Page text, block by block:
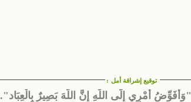
توقيع إشراقة أمل :
"وَأُفَوِّضُ أَمْرِي إِلَى اللَّهِ إِنَّ اللَّهَ بَصِيرٌ بِالْعِبَاد".